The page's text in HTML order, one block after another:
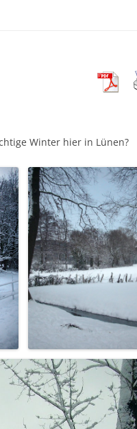
Winter hier in Lünen?